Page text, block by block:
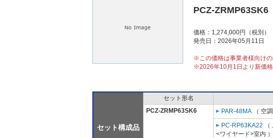
PCZ-ZRMP63SK6
価格：1,274,000円（税別）
発売日：2026年05月11日
※この価格は事業者様向けの
※2026年10月1日より新価格
セット構成品
セット形名
PCZ-ZRMP63SK6
PAR-48MA （ 空
PC-RP63KA22
<ワイヤード>室内 ）